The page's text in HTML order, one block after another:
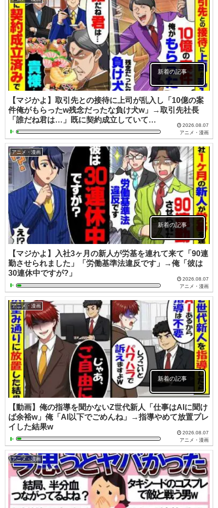
新着の記事
【マジかよ】取引先との接待に上司が乱入し「10億の案
件俺がもらったw残念だったな負け犬w」→取引先社長
「誰だね君は…」既に契約成立していて…
2026.08.07
アニメ・漫画
アニメ・漫画
新着の記事
【マジかよ】入社3ヶ月の新人が労基を連れて来て「90連
勤させられました」「労働基準法違反です」→俺「彼は
30連休中ですが?」
2026.08.07
アニメ・漫画
アニメ・漫画
新着の記事
【動画】俺の指導を聞かないZ世代新人「仕事はAIに聞け
ば余裕w」俺「AI以下でごめんね」→指導やめて放置プレ
イした結果w
2026.08.07
アニメ・漫画
アニメ・漫画